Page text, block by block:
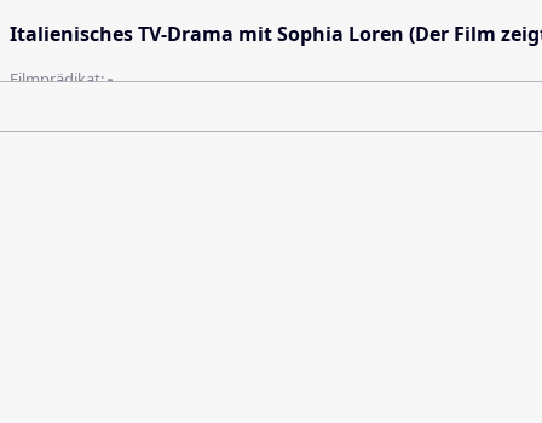
Italienisches TV-Drama mit Sophia Loren (Der Film
Filmprädikat:-